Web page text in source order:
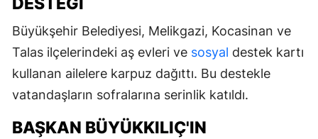
Büyükşehir Belediyesi, Melikgazi, Kocasinan ve
Talas ilçelerindeki aş evleri ve sosyal destek kartı
kullanan ailelere karpuz dağıttı. Bu destekle
vatandaşların sofralarına serinlik katıldı.
BAŞKAN BÜYÜKKILIÇ'IN